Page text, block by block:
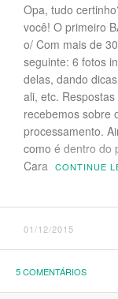
Opa, tudo
você! O primeiro
o/ Com mais de
seguinte: 6 fotos
delas, dando
ali, etc.
recebemos sobre
processamento.
como é dentro do
Cara
CONTINUE
01/12/2015
5 COMENTÁRIOS